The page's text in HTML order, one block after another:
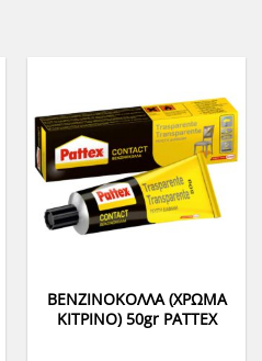
ΒΕΝΖΙΝΟΚΟΛΛΑ (ΧΡΩΜΑ
ΚΙΤΡΙΝΟ) 50gr PATTEX